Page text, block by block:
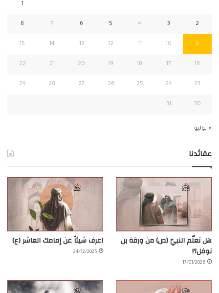
1
2
3
4
5
6
7
8
9
10
11
12
13
14
15
16
17
18
19
20
21
22
23
24
25
26
27
28
29
30
31
« يوليو
عقائدنا
هل تعلّم النبيّ (ص) من ورقة بن
نوفل؟!
17/01/2026
اعرف شيئاً عن إمامك العاشر (ع)
24/12/2025